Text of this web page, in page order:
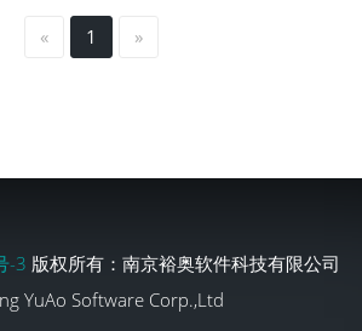
« 1 »
-3 版权所有：南京裕奥软件科技有限公司
YuAo Software Corp.,Ltd